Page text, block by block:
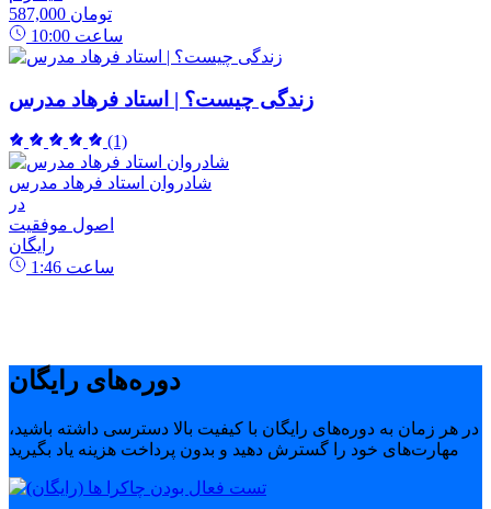
587,000 تومان
10:00 ساعت
زندگی چیست؟ | استاد فرهاد مدرس
(1)
شادروان استاد فرهاد مدرس
در
اصول موفقیت
رایگان
1:46 ساعت
دوره‌های رایگان
در هر زمان به دوره‌های رایگان با کیفیت بالا دسترسی داشته باشید،
مهارت‌های خود را گسترش دهید و بدون پرداخت هزینه یاد بگیرید